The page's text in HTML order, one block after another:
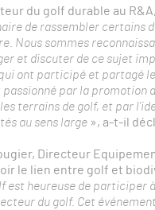
du golf durable au
de rassembler certains
Nous sommes
et discuter de ce sujet
ont participé et partagé
par la promotion
terrains de golf, et par
au sens large », a-t-il
Directeur
le lien entre golf et
est heureuse de participer
du golf. Cet